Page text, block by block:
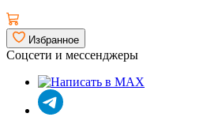
Избранное
Соцсети и мессенджеры